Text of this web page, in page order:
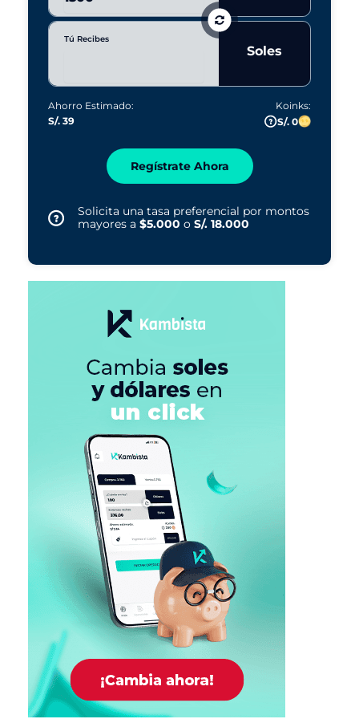
Tú Recibes
Soles
Ahorro Estimado:
S/. 39
Koinks:
S/. 0
Regístrate Ahora
Solicita una tasa preferencial por montos
mayores a $5.000 o S/. 18.000